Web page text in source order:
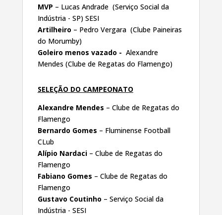
MVP – Lucas Andrade (Serviço Social da
Indústria - SP) SESI
Artilheiro – Pedro Vergara (Clube Paineiras
do Morumby)
Goleiro menos vazado - Alexandre
Mendes (Clube de Regatas do Flamengo)
SELEÇÃO DO CAMPEONATO
Alexandre Mendes – Clube de Regatas do
Flamengo
Bernardo Gomes – Fluminense Football
CLub
Alípio Nardaci– Clube de Regatas do
Flamengo
Fabiano Gomes – Clube de Regatas do
Flamengo
Gustavo Coutinho – Serviço Social da
Indústria - SESI